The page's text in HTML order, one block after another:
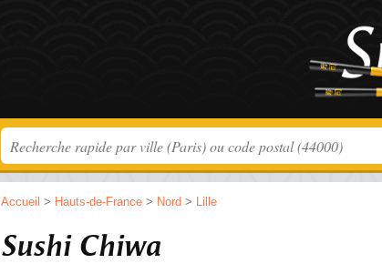
Accueil > Hauts-de-France > Nord > Lille
Sushi Chiwa